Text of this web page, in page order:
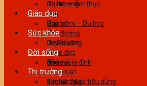
Thị trường
Du lịch – Ẩm thực
Đẹp
Giải trí
Giáo dục
Học bổng – Du học
Học đường
Tuyển sinh
Sức khỏe
Dinh dưỡng
Khỏe đẹp
Bác sỹ gia đình
Đời sống
Nhân ái
Pháp luật
Tin tức 24g
Thị trường
Bảo vệ người tiêu dùng